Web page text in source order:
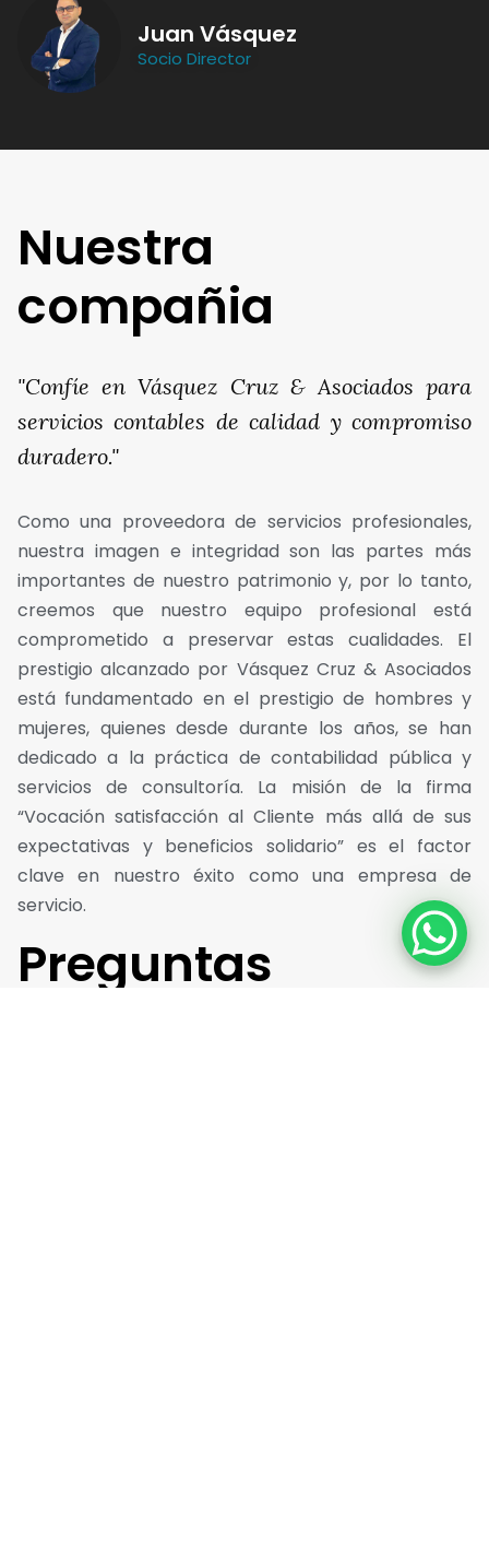
Juan Vásquez
Socio Director
Nuestra
compañia
"Confíe en Vásquez Cruz & Asociados para
servicios contables de calidad y compromiso
duradero."
Como una proveedora de servicios profesionales,
nuestra imagen e integridad son las partes más
importantes de nuestro patrimonio y, por lo tanto,
creemos que nuestro equipo profesional está
comprometido a preservar estas cualidades. El
prestigio alcanzado por Vásquez Cruz & Asociados
está fundamentado en el prestigio de hombres y
mujeres, quienes desde durante los años, se han
dedicado a la práctica de contabilidad pública y
servicios de consultoría. La misión de la firma
“Vocación satisfacción al Cliente más allá de sus
expectativas y beneficios solidario” es el factor
clave en nuestro éxito como una empresa de
servicio.
Preguntas